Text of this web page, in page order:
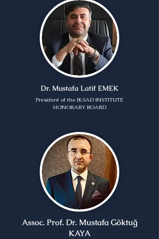
Dr. Mustafa Latif EMEK
President of the IKSAD INSTITUTE
HONORARY BOARD
Assoc. Prof. Dr. Mustafa Göktuğ
KAYA